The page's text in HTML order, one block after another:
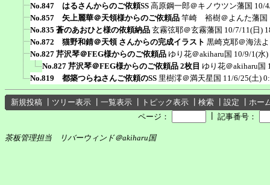
No.847 はるさんからのご依頼SS 高原鋼一郎＠キノウツン藩国 10/
No.857 矢上麗華＠天領様からのご依頼品 竿崎 裕樹＠よんた藩国
No.835 蒼のあおひと様の依頼納品 玄霧弦耶＠玄霧藩国 10/7/11(日)
No.872 猫野和錆＠天領 さんからの完成イラスト 黒崎克耶＠海法
No.827 芹沢琴＠FEG様からのご依頼品 ゆり花＠akiharu国 10/9/1(水)
No.827 芹沢琴＠FEG様からのご依頼品 2枚目 ゆり花＠akiharu国
No.819 都築つらねさんご依頼のSS 里樹澪＠満天星国 11/6/25(土)
新規投稿 ツリー表示 一覧表示 トピック表示 検索 設定
ホー
ページ：
記事番号：
茶板管理担当 リバーウィンド＠akiharu国